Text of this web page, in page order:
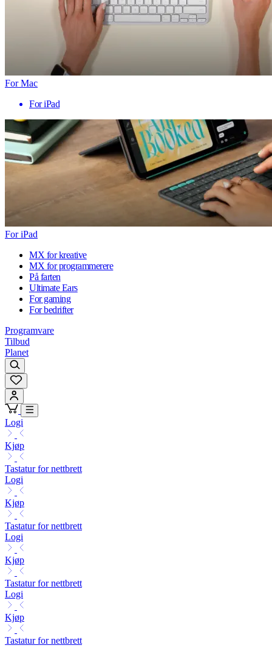
For Mac
For iPad
For iPad
MX for kreative
MX for programmerere
På farten
Ultimate Ears
For gaming
For bedrifter
Programvare
Tilbud
Planet
Logi
Kjøp
Tastatur for nettbrett
Logi
Kjøp
Tastatur for nettbrett
Logi
Kjøp
Tastatur for nettbrett
Logi
Kjøp
Tastatur for nettbrett